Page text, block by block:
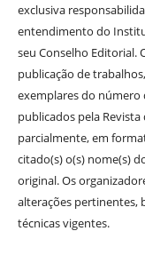
exclusiva
entendimento do
seu Conselho Editorial.
publicação de
exemplares do número
publicados pela
parcialmente, em
citado(s) o(s) nome(s)
original. Os
alterações pertinentes,
técnicas vigentes.